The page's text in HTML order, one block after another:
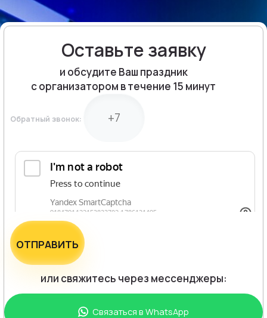
Оставьте заявку
и обсудите Ваш праздник
с организатором в течение 15 минут
Обратный звонок:
ОТПРАВИТЬ
или свяжитесь через мессенджеры:
Связаться вWhatsApp